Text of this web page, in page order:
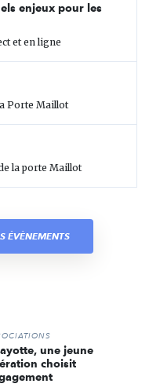
enjeux pour les
et en ligne
Porte Maillot
la porte Maillot
ÉVÈNEMENTS
une jeune
choisit